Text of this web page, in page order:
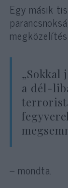
Egy másik
„Sokkal
a dél-
– mondta.